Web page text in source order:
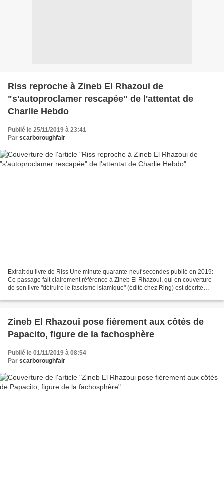
Riss reproche à Zineb El Rhazoui de
"s'autoproclamer rescapée" de l'attentat de
Charlie Hebdo
Publié le 25/11/2019 à 23:41
Par scarboroughfair
Extrait du livre de Riss Une minute quarante-neuf secondes publié en 2019:
Ce passage fait clairement référence à Zineb El Rhazoui, qui en couverture
de son livre "détruire le fascisme islamique" (édité chez Ring) est décrite
Zineb El Rhazoui pose fièrement aux côtés de
Papacito, figure de la fachosphère
Publié le 01/11/2019 à 08:54
Par scarboroughfair